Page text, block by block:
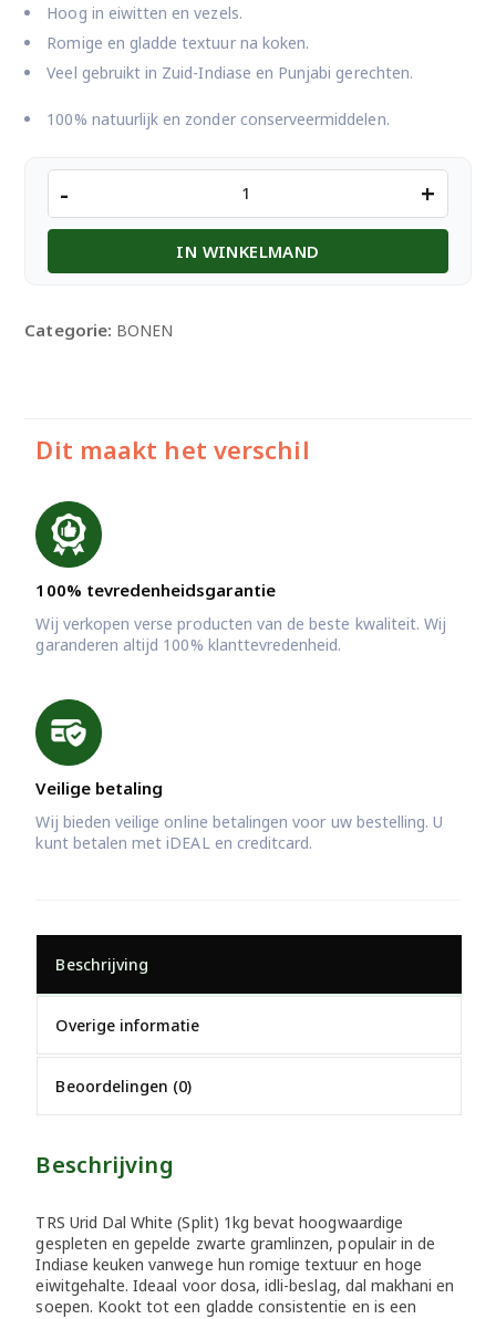
Hoog in eiwitten en vezels.
Romige en gladde textuur na koken.
Veel gebruikt in Zuid-Indiase en Punjabi gerechten.
100% natuurlijk en zonder conserveermiddelen.
TRS
Urid
Dal
(Split)
Kg
- +
IN WINKELMAND
Categorie: BONEN
Dit maakt het verschil
100% tevredenheidsgarantie
Wij verkopen verse producten van de beste kwaliteit. Wij
garanderen altijd 100% klanttevredenheid.
Veilige betaling
Wij bieden veilige online betalingen voor uw bestelling. U
kunt betalen met iDEAL en creditcard.
Beschrijving
Overige informatie
Beoordelingen (0)
Beschrijving
TRS Urid Dal White (Split) 1kg bevat hoogwaardige
gespleten en gepelde zwarte gramlinzen, populair in de
Indiase keuken vanwege hun romige textuur en hoge
eiwitgehalte. Ideaal voor dosa, idli-beslag, dal makhani en
soepen. Kookt tot een gladde consistentie en is een